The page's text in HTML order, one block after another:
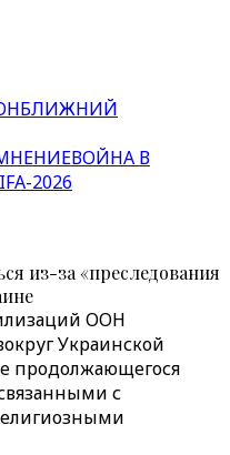
БЛИЖНИЙ
ВОЙНА В
2026
из-за «преследования
ООН
Украинской
продолжающегося
с